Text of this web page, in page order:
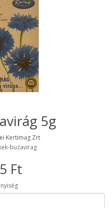
5g
Kertimag Zrt
buzavirag
Ft